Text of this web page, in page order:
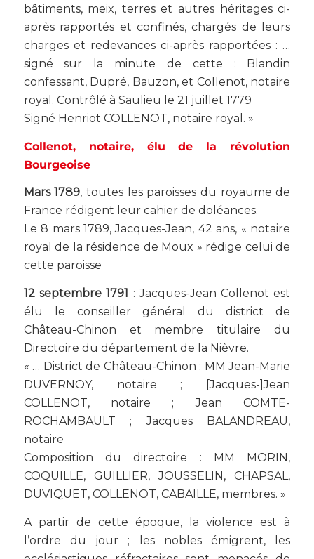
bâtiments, meix, terres et autres héritages ci-
après rapportés et confinés, chargés de leurs
charges et redevances ci-après rapportées : …
signé sur la minute de cette : Blandin
confessant, Dupré, Bauzon, et Collenot, notaire
royal. Contrôlé à Saulieu le 21 juillet 1779
Signé Henriot COLLENOT, notaire royal. »
Collenot, notaire, élu de la révolution
Bourgeoise
Mars 1789, toutes les paroisses du royaume de
France rédigent leur cahier de doléances.
Le 8 mars 1789, Jacques-Jean, 42 ans, « notaire
royal de la résidence de Moux » rédige celui de
cette paroisse
12 septembre 1791 : Jacques-Jean Collenot est
élu le conseiller général du district de
Château-Chinon et membre titulaire du
Directoire du département de la Nièvre.
« … District de Château-Chinon : MM Jean-Marie
DUVERNOY, notaire ; [Jacques-]Jean
COLLENOT, notaire ; Jean COMTE-
ROCHAMBAULT ; Jacques BALANDREAU,
notaire
Composition du directoire : MM MORIN,
COQUILLE, GUILLIER, JOUSSELIN, CHAPSAL,
DUVIQUET, COLLENOT, CABAILLE, membres. »
A partir de cette époque, la violence est à
l’ordre du jour ; les nobles émigrent, les